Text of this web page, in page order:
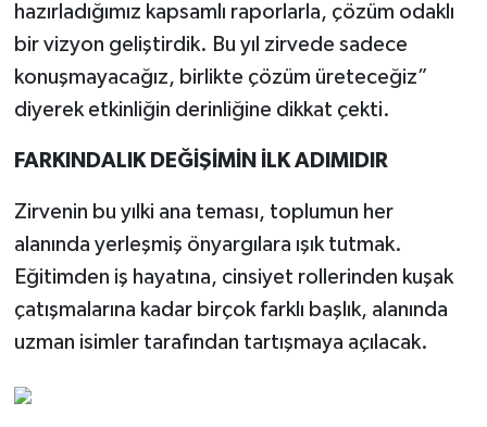
hazırladığımız kapsamlı raporlarla, çözüm odaklı
bir vizyon geliştirdik. Bu yıl zirvede sadece
konuşmayacağız, birlikte çözüm üreteceğiz”
diyerek etkinliğin derinliğine dikkat çekti.
FARKINDALIK DEĞİŞİMİN İLK ADIMIDIR
Zirvenin bu yılki ana teması, toplumun her
alanında yerleşmiş önyargılara ışık tutmak.
Eğitimden iş hayatına, cinsiyet rollerinden kuşak
çatışmalarına kadar birçok farklı başlık, alanında
uzman isimler tarafından tartışmaya açılacak.